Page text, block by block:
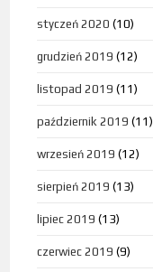
styczeń 2020 (10)
grudzień 2019 (12)
listopad 2019 (11)
październik 2019 (11)
wrzesień 2019 (12)
sierpień 2019 (13)
lipiec 2019 (13)
czerwiec 2019 (9)